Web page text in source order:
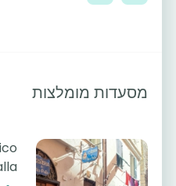
מסעדות מומלצות